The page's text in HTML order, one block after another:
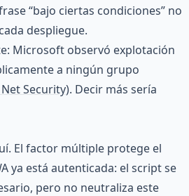
“bajo ciertas condiciones” no
despliegue.
Microsoft observó explotación
a ningún grupo
Security). Decir más sería
El factor múltiple protege el
ya está autenticada: el script se
pero no neutraliza este